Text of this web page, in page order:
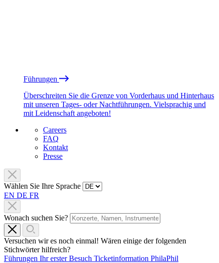
Führungen
Überschreiten Sie die Grenze von Vorderhaus und Hinterhaus
mit unseren Tages- oder Nachtführungen. Vielsprachig und
mit Leidenschaft angeboten!
Careers
FAQ
Kontakt
Presse
Wählen Sie Ihre Sprache
EN DE FR
Wonach suchen Sie?
Versuchen wir es noch einmal! Wären einige der folgenden
Stichwörter hilfreich?
Führungen Ihr erster Besuch Ticketinformation PhilaPhil